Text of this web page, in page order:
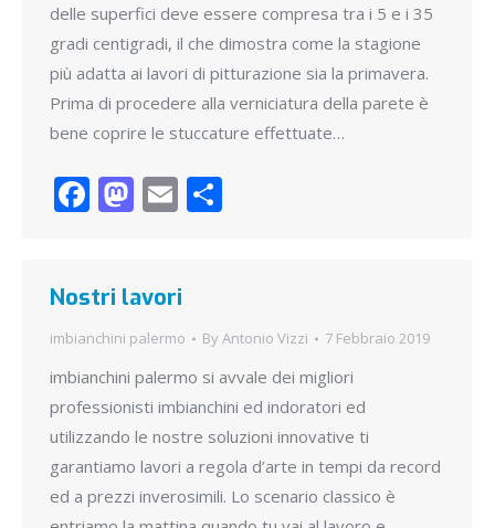
delle superfici deve essere compresa tra i 5 e i 35
gradi centigradi, il che dimostra come la stagione
più adatta ai lavori di pitturazione sia la primavera.
Prima di procedere alla verniciatura della parete è
bene coprire le stuccature effettuate…
Facebook
Mastodon
Email
Nostri lavori
imbianchini palermo ByAntonio Vizzi 7 Febbraio 2019
imbianchini palermo si avvale dei migliori
professionisti imbianchini ed indoratori ed
utilizzando le nostre soluzioni innovative ti
garantiamo lavori a regola d’arte in tempi da record
ed a prezzi inverosimili. Lo scenario classico è